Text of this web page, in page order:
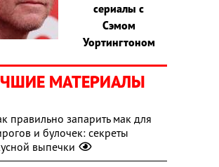
сериалы с
Сэмом
Уортингтоном
МАТЕРИАЛЫ
правильно запарить мак для
и булочек: секреты
выпечки